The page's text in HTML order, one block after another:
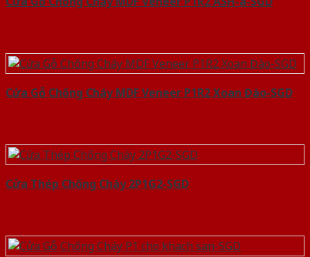
Cửa Gỗ Chống Cháy MDF Veneer P1R2 Xoan Đào-SGD
Cửa Thép Chống Cháy 2P1G2-SGD